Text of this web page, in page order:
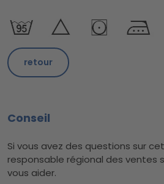
retour
Conseil
Si vous avez des questions sur
responsable régional des ventes
vous aider.